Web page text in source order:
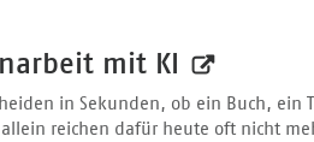
mit KI
in Sekunden, ob ein Buch, ein
reichen dafür heute oft nicht